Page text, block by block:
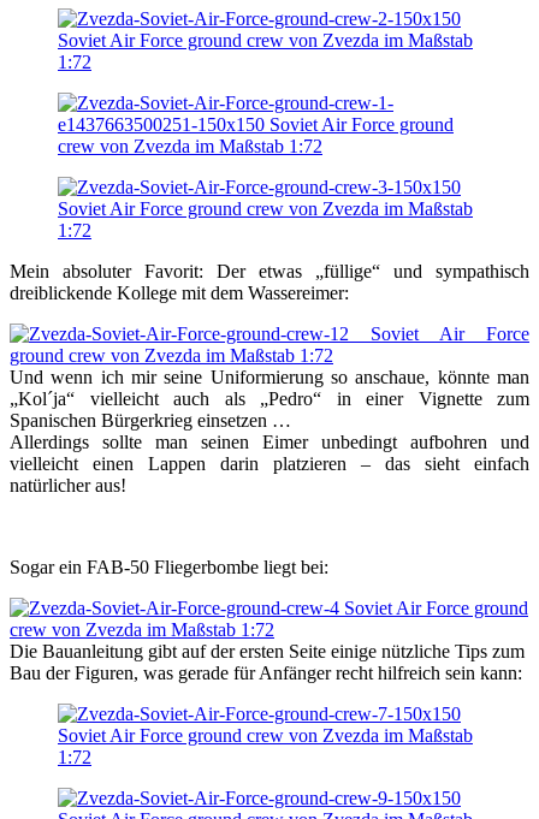
Mein absoluter Favorit: Der etwas „füllige“ und sympathisch
dreiblickende Kollege mit dem Wassereimer:
Und wenn ich mir seine Uniformierung so anschaue, könnte man
„Kol´ja“ vielleicht auch als „Pedro“ in einer Vignette zum
Spanischen Bürgerkrieg einsetzen …
Allerdings sollte man seinen Eimer unbedingt aufbohren und
vielleicht einen Lappen darin platzieren – das sieht einfach
natürlicher aus!
Sogar ein FAB-50 Fliegerbombe liegt bei:
Die Bauanleitung gibt auf der ersten Seite einige nützliche Tips zum
Bau der Figuren, was gerade für Anfänger recht hilfreich sein kann: